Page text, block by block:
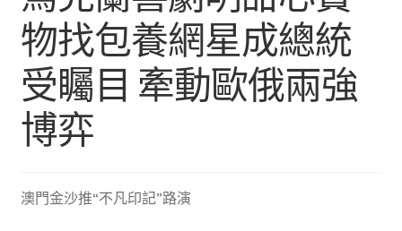
物找包養網星成總統
受矚目 牽動歐俄兩強
博弈
澳門金沙推“不凡印記”路演